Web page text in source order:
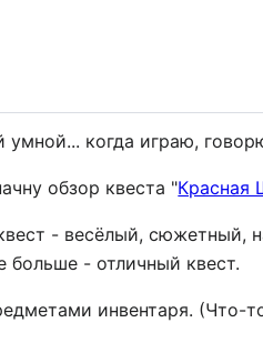
когда играю,
обзор квеста "Красная
- весёлый, сюжетный,
- отличный квест.
инвентаря. (Что-